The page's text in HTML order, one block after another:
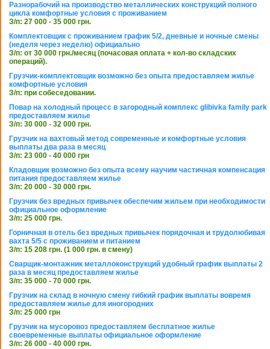
Разнорабочий на производство металлических конструкций полного
цикла комфортные условия с проживанием
З/п: 27 000 - 35 000 грн.
Комплектовщик с проживанием график 5/2, дневные и ночные смены
(неделя через неделю) официально
З/п: от 30 000 грн./месяц (почасовая оплата + кол-во складских
операций).
Грузчик-комплектовщик возможно без опыта предоставляем жилье
комфортные условия
З/п: при собеседовании.
Повар на холодный процесс в загородный комплекс glibivka family park
предоставляем жилье
З/п: 30 000 - 32 000 грн.
Грузчик на вахтовый метод современные и комфортные условия
выплаты два раза в месяц
З/п: 23 000 - 40 000 грн
Кладовщик возможно без опыта всему научим частичная компенсация
питания предоставляем жилье
З/п: 20 000 - 30 000 грн.
Грузчик без вредных привычек обеспечим жильем при необходимости
официальное оформление
З/п: 25 000 грн.
Горничная в отель без вредных привычек порядочная и трудолюбивая
вахта 5/5 с проживанием и питанием
З/п: 15 208 грн. (1 000 грн. в смену)
Сварщик-монтажник металлоконструкций удобный график выплаты 2
раза в месяц предоставляем жилье
З/п: 35 000 - 70 000 грн.
Грузчик на склад в ночную смену гибкий график выплаты вовремя
предоставляем жилье для иногородних
З/п: 25 000 грн
Грузчик на мусоровоз предоставляем бесплатное жилье
своевременные выплаты официальное оформление
З/п: 26 000 - 40 000 грн.